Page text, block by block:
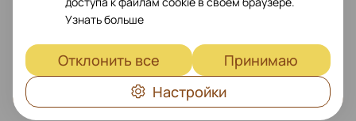
Показать больше
Узнать больше
Отклонить все
Принимаю
Настройки